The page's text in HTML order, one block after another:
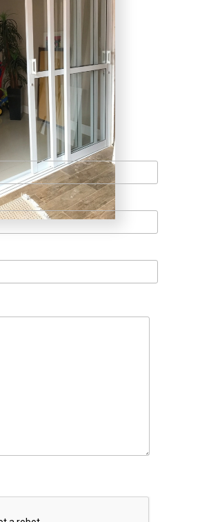
é capaz de garantir o melhor
para seus clientes porque ela
sempre com a máxima
em seus serviços para
de seus clientes seja
a sua fundação em 2002, a
de profissionais tem a sua
nos resultados positivos
e na segurança.
sobre empresas que fazem
entrada alumínio branco
importante saber que com a
possível encontrar serviços
de Alumínio Lavanderia,
entre outras opções,
os melhores resultados. A
está sempre pronta
o melhor atendimento da
Entre em contato!